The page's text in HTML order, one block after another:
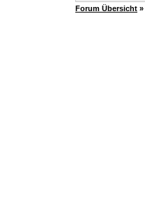
Forum Übersicht »